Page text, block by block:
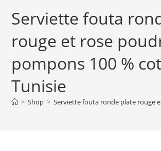
Serviette fouta
rouge et rose
pompons 100 %
Tunisie
> Shop > Serviette fouta ronde plate rouge